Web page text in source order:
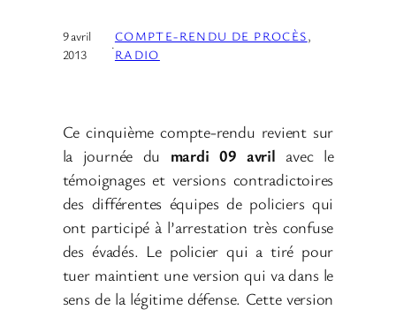
9 avril
2013
·
COMPTE-RENDU DE PROCÈS
RADIO
Ce cinquième compte-rendu revient sur
la journée du mardi 09 avril avec le
témoignages et versions contradictoires
des différentes équipes de policiers qui
ont participé à l’arrestation très confuse
des évadés. Le policier qui a tiré pour
tuer maintient une version qui va dans le
sens de la légitime défense. Cette version